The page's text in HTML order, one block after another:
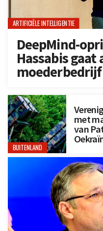
ARTIFICIËLE INTELLIGENTIE
DeepMind-
Hassabis gaat
BUITENLAND
met
van